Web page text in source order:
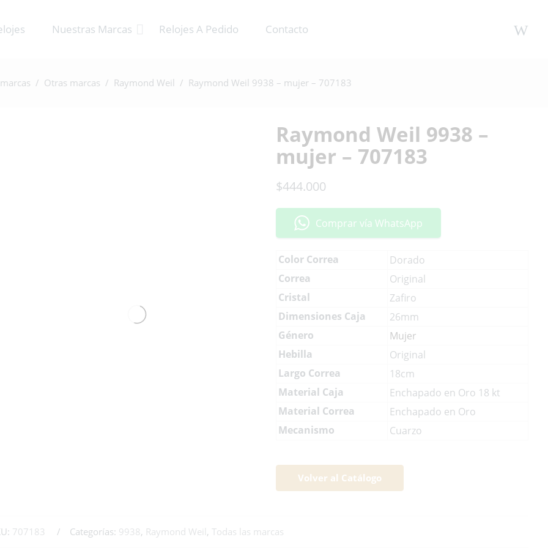
Nuestras Marcas Relojes A Pedido Contacto
/ Otras marcas / Raymond Weil / Raymond Weil 9938 – mujer – 707183
Raymond Weil 9938 –
mujer – 707183
$444.000
Comprar vía WhatsApp
Color Correa
Dorado
Correa
Original
Cristal
Zafiro
Dimensiones Caja
26mm
Género
Mujer
Hebilla
Original
Largo Correa
18cm
Material Caja
Enchapado en Oro 18 kt
Material Correa
Enchapado en Oro
Mecanismo
Cuarzo
Volver al Catálogo
707183 Categorías: 9938, Raymond Weil , Todas las marcas